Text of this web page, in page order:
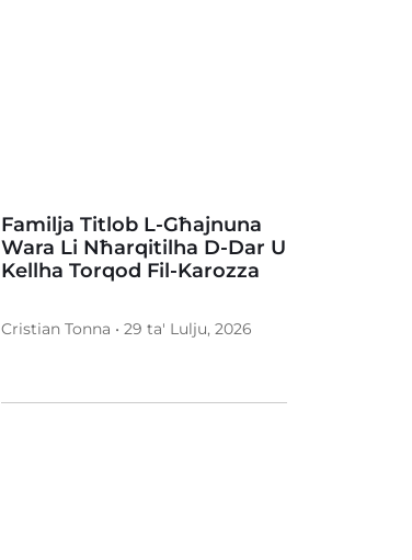
Familja Titlob L-Għajnuna
Wara Li Nħarqitilha D-Dar U
Kellha Torqod Fil-Karozza
Cristian Tonna • 29 ta' Lulju, 2026